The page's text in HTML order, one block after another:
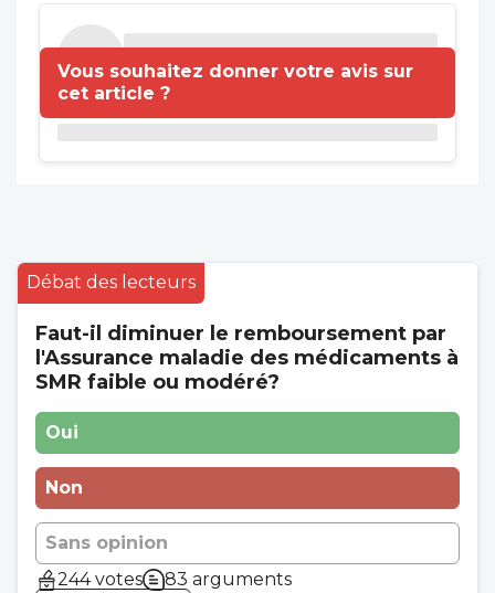
Vous souhaitez donner votre avis sur
cet article ?
Débat des lecteurs
Faut-il diminuer le remboursement par
l'Assurance maladie des médicaments à
SMR faible ou modéré?
Oui
Non
Sans opinion
244 votes
83 arguments